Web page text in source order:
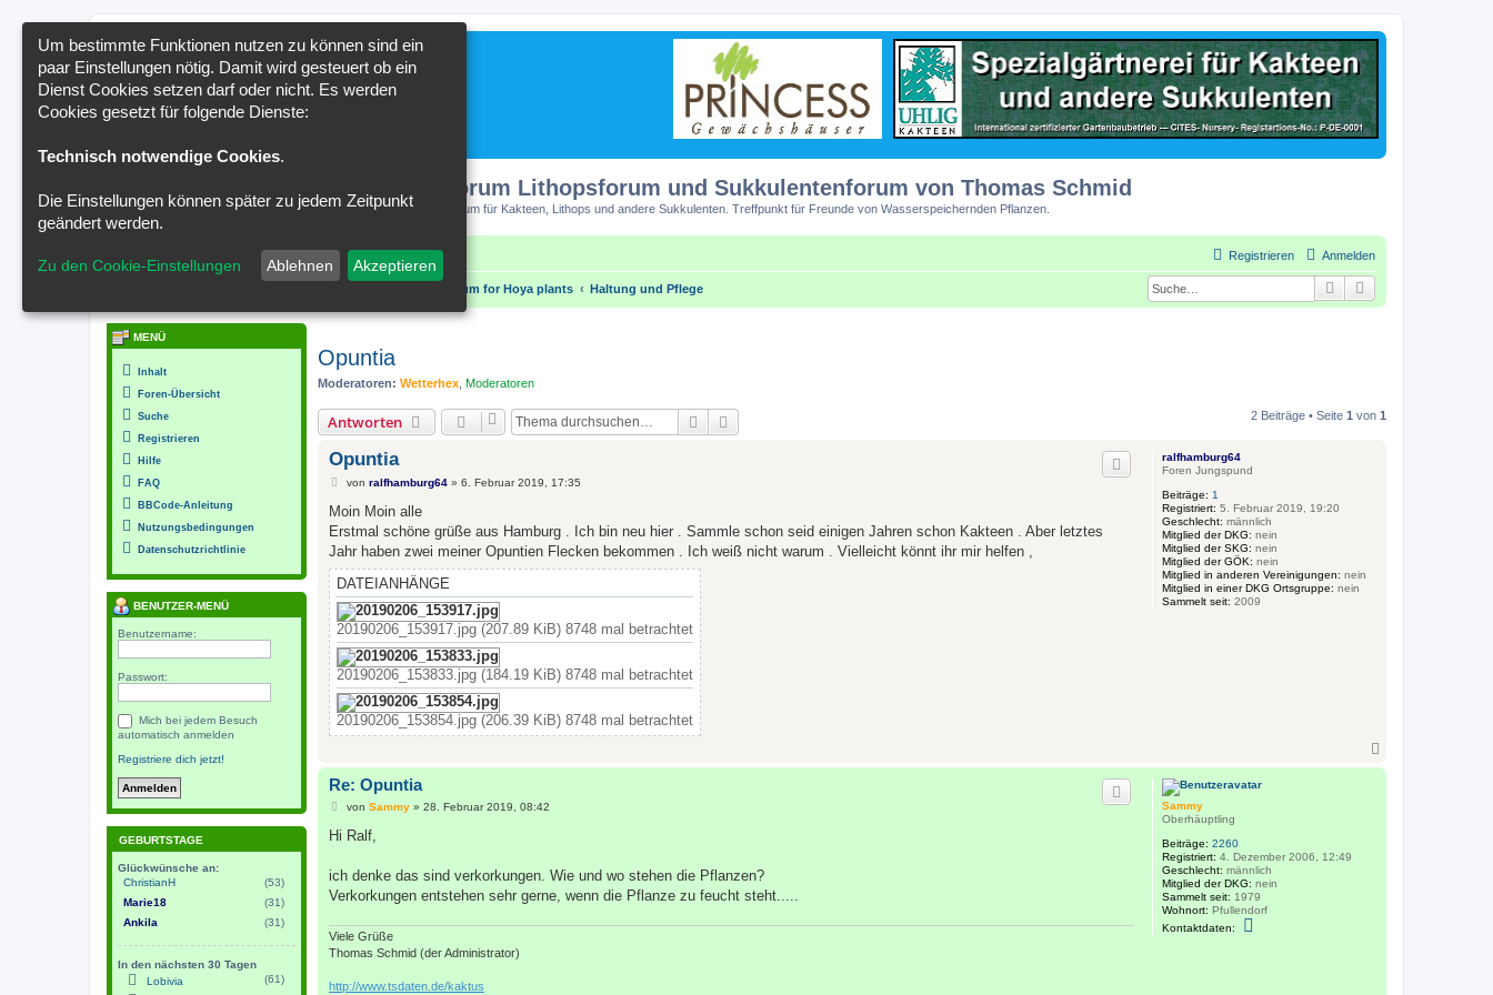
Kakteenforum Lithopsforum und Sukkulentenforum von Thomas Schmid
Forum für Kakteen, Lithops und andere Sukkulenten. Treffpunkt für Freunde von Wasserspeichernden Pflanzen.
Anmelden
Registrieren
Hoya spezialforum / Forum for Hoya plants Haltung und Pflege Suche
Opuntia
Moderatoren: Wetterhex Moderatoren
Antworten Suche 2 Beiträge • Seite 1 von 1
ralfhamburg64
Foren Jungspund
Beiträge: 1
Registriert: 5. Februar 2019, 19:20
Geschlecht: männlich
Mitglied der DKG: nein
Mitglied der SKG: nein
Mitglied der GÖK: nein
Mitglied in anderen Vereinigungen: nein
Mitglied in einer DKG Ortsgruppe: nein
Sammelt seit: 2009
Opuntia
B
i
r
a
von ralfhamburg64» 6. Februar 2019, 17:35
Moin Moin alle
Erstmal schöne grüße aus Hamburg . Ich bin neu hier . Sammle schon seid einigen Jahren schon Kakteen . Aber letztes
Jahr haben zwei meiner Opuntien Flecken bekommen . Ich weiß nicht warum . Vielleicht könnt ihr mir helfen ,
DATEIANHÄNGE
20190206_153917.jpg (207.89 KiB) 8748 mal betrachtet
20190206_153833.jpg (184.19 KiB) 8748 mal betrachtet
20190206_153854.jpg (206.39 KiB) 8748 mal betrachtet
Sammy
Oberhäuptling
Beiträge: 2260
Registriert: 4. Dezember 2006, 12:49
Geschlecht: männlich
Mitglied der DKG: nein
Sammelt seit: 1979
Wohnort: Pfullendorf
Kontaktdaten:
Re: Opuntia
B
a
von Sammy» 28. Februar 2019, 08:42
Hi Ralf,
ich denke das sind verkorkungen. Wie und wo stehen die Pflanzen?
Verkorkungen entstehen sehr gerne, wenn die Pflanze zu feucht steht.....
Viele Grüße
Thomas Schmid (der Administrator)
http://www.tsdaten.de/kaktus
MENÜ
Inhalt
Foren-Übersicht
Suche
Registrieren
Hilfe
FAQ
BBCode-Anleitung
Nutzungsbedingungen
Datenschutzrichtlinie
BENUTZER-MENÜ
Benutzername:
Passwort:
Mich bei jedem Besuch
automatisch anmelden
Registriere dich jetzt!
GEBURTSTAGE
Glückwünsche an:
ChristianH
(53)
Marie18
(31)
Ankila
(31)
In den nächsten 30 Tagen
Lobivia
(61)
Um bestimmte Funktionen nutzen zu können sind ein
paar Einstellungen nötig. Damit wird gesteuert ob ein
Dienst Cookies setzen darf oder nicht. Es werden
Cookies gesetzt für folgende Dienste:
Technisch notwendige Cookies.
Die Einstellungen können später zu jedem Zeitpunkt
geändert werden.
Zu den Cookie-Einstellungen Ablehnen Akzeptieren